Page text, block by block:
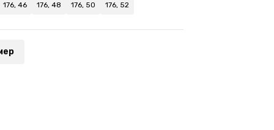
176, 46 176, 48 176, 50 176, 52